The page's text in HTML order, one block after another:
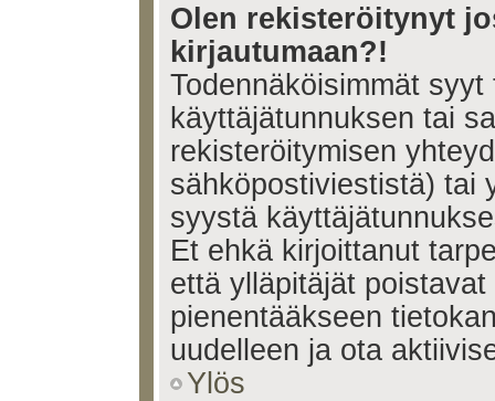
Olen rekisteröitynyt
kirjautumaan?!
Todennäköisimmät
käyttäjätunnuksen tai
rekisteröitymisen
sähköpostiviestistä) tai
syystä
Et ehkä kirjoittanut
että ylläpitäjät
pienentääkseen
uudelleen ja ota
Ylös